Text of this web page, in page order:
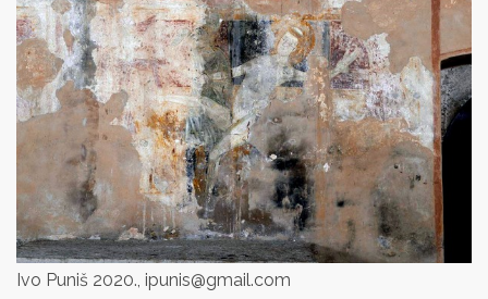
Ivo Puniš 2020., ipunis@gmail.com